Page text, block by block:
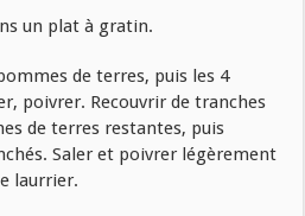
un plat à gratin.
de terres, puis les 4
poivrer. Recouvrir de tranches
de terres restantes, puis
Saler et poivrer légèrement
laurrier.